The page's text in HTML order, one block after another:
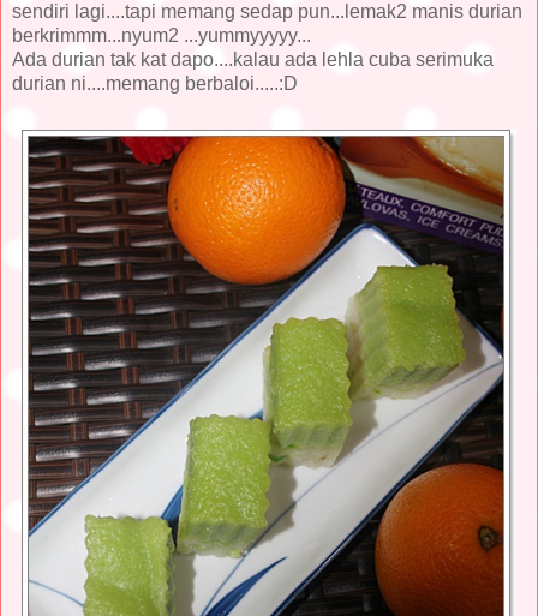
sendiri lagi....tapi memang sedap pun...lemak2 manis durian
berkrimmm...nyum2 ...yummyyyyy...
Ada durian tak kat dapo....kalau ada lehla cuba serimuka
durian ni....memang berbaloi.....:D